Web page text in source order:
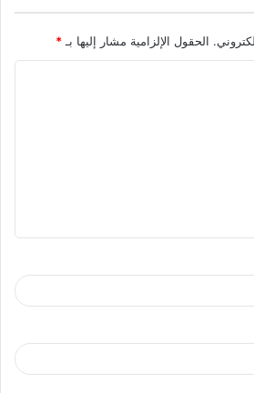
الحقول الإلزامية مشار إليها بـ *